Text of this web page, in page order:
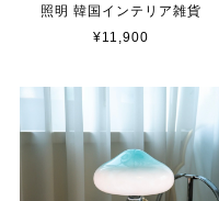
照明 韓国インテリア雑貨
¥11,900